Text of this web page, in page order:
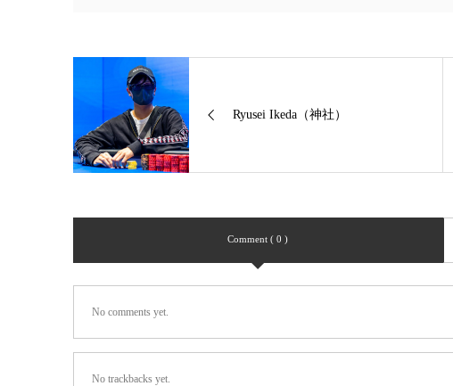
Ryusei Ikeda（神社）
Comment ( 0 )
No comments yet.
No trackbacks yet.